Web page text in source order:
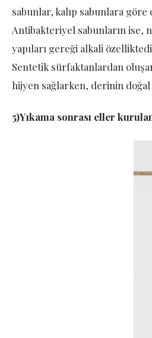
sabunlar, kalıp sabunlara
Antibakteriyel sabunların ise,
yapıları gereği alkali
Sentetik sürfaktanlardan
hijyen sağlarken, derinin
5)Yıkama sonrası eller